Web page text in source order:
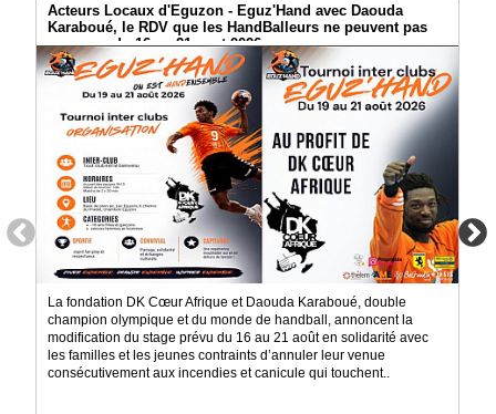
Acteurs Locaux d'Eguzon - Eguz'Hand avec Daouda
Karaboué, le RDV que les HandBalleurs ne peuvent pas
manquer du 16 au 21 aout 2026
La fondation DK Cœur Afrique et Daouda Karaboué, double
champion olympique et du monde de handball, annoncent la
modification du stage prévu du 16 au 21 août en solidarité avec
les familles et les jeunes contraints d’annuler leur venue
consécutivement aux incendies et canicule qui touchent..